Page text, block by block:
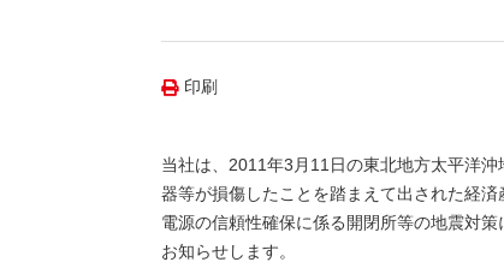
印刷
当社は、2011年3月11日の東北地方太平洋
器等が損傷したことを踏まえて出された経
電源の信頼性確保に係る開閉所等の地震対
お知らせします。